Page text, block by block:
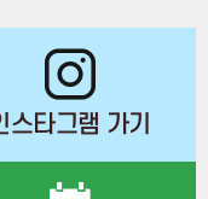
스타그램 가기